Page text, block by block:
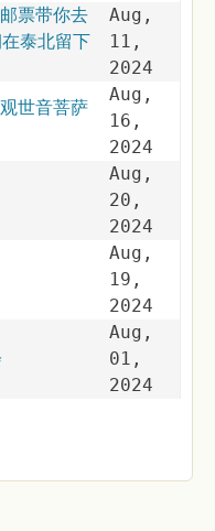
票带你去
泰北留下
Aug,
11,
2024
世音菩萨
Aug,
16,
2024
Aug,
20,
2024
Aug,
19,
2024
Aug,
01,
2024